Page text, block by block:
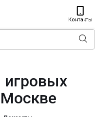
Контакты
игровых